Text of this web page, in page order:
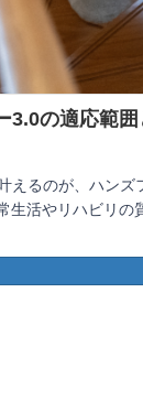
3.0の適応範
えるのが、ハンズ
生活やリハビリの